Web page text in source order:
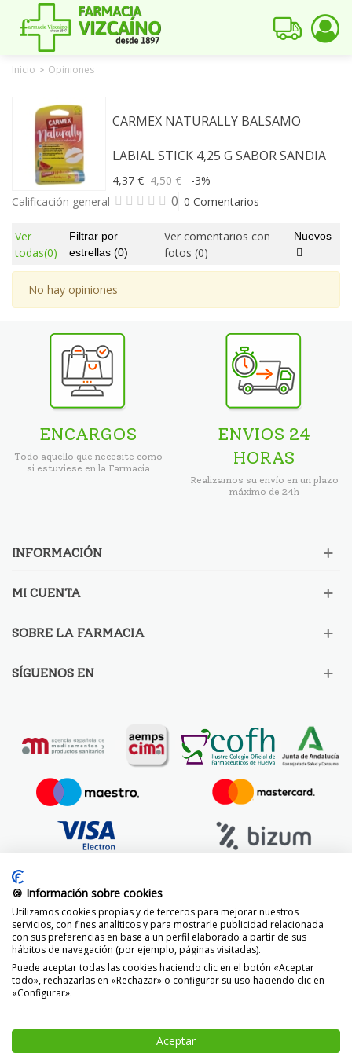
Inicio > Opiniones
CARMEX NATURALLY BALSAMO
LABIAL STICK 4,25 G SABOR SANDIA
4,37 € 4,50 €
-3%
Calificación general
0 0 Comentarios
Ver
todas(0)
Filtrar por
estrellas(0)
Ver comentarios con
fotos(0)
Nuevos
No hay opiniones
ENCARGOS
Todo aquello que necesite como
si estuviese en la Farmacia
ENVIOS 24
HORAS
Realizamos su envío en un plazo
máximo de 24h
INFORMACIÓN
MI CUENTA
SOBRE LA FARMACIA
SÍGUENOS EN
© 2014 -2026 FarmaciaVizcaíno.com
🍪 Información sobre cookies
Utilizamos cookies propias y de terceros para mejorar nuestros
servicios, con fines analíticos y para mostrarle publicidad relacionada
con sus preferencias en base a un perfil elaborado a partir de sus
hábitos de navegación (por ejemplo, páginas visitadas).
Puede aceptar todas las cookies haciendo clic en el botón «Aceptar
todo», rechazarlas en «Rechazar» o configurar su uso haciendo clic en
«Configurar».
Aceptar